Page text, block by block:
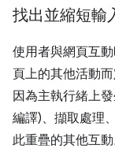
找出並縮短輸
使用者與網頁互
頁上的其他活動
因為主執行緒上
編譯)、擷取處理
此重疊的其他互動